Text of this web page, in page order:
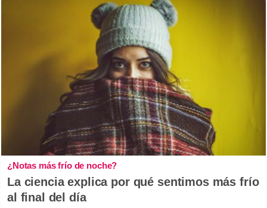
¿Notas más frío de noche?
La ciencia explica por qué sentimos más frío
al final del día